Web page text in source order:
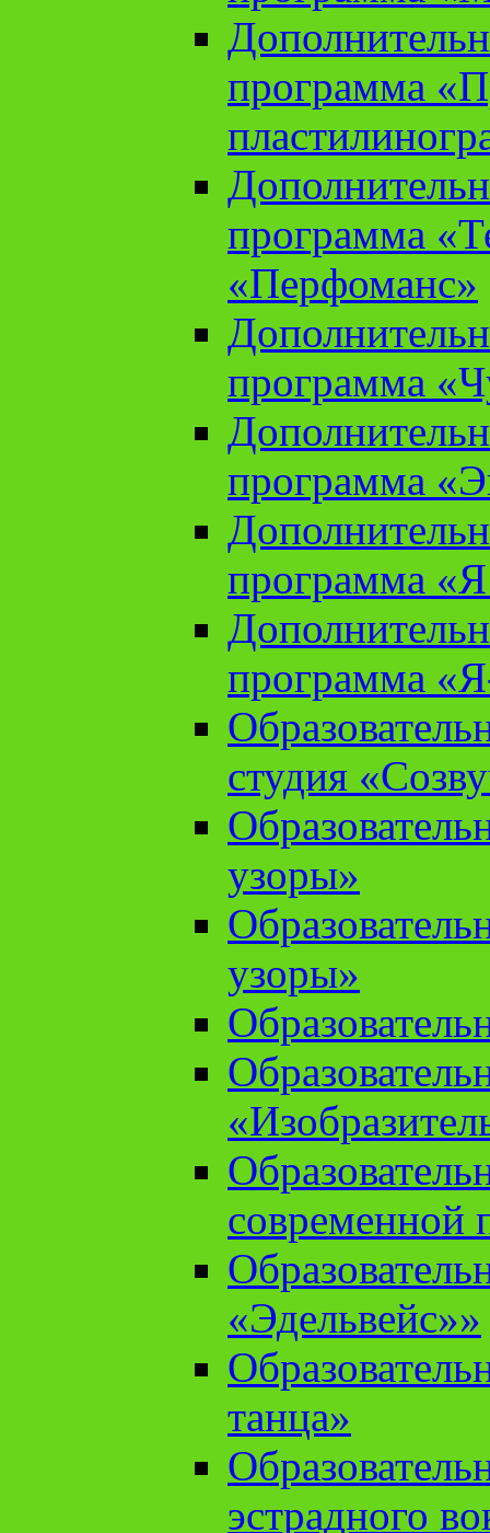
программа
программа
«Перфоманс»
программа
программа
программа «Я
программа
студия
узоры»
узоры»
современной
«Эдельвейс»»
танца»
эстрадного